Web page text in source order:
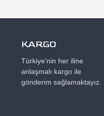
KARGO
Türkiye’nin her iline
anlaşmalı kargo ile
gönderim sağlamaktayız.